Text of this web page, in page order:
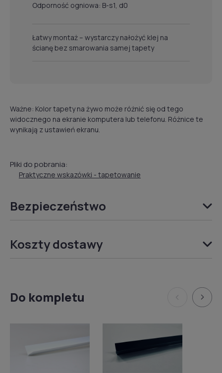
Odporność ogniowa: B-s1, d0
Łatwy montaż – wystarczy nałożyć klej na
ścianę bez smarowania samej tapety
Ważne: Kolor tapety na żywo może różnić się od tego
widocznego na ekranie komputera lub telefonu. Różnice te
wynikają z ustawień ekranu.
Pliki do pobrania:
Praktyczne wskazówki - tapetowanie
Bezpieczeństwo
Koszty dostawy
Do kompletu